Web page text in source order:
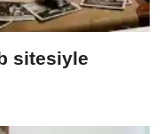
sitesiyle